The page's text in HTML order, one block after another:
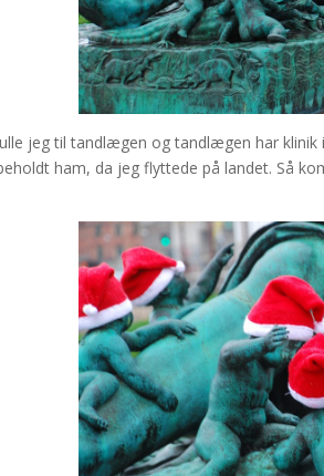
jeg til tandlægen og tandlægen har
ham, da jeg flyttede på landet. Så